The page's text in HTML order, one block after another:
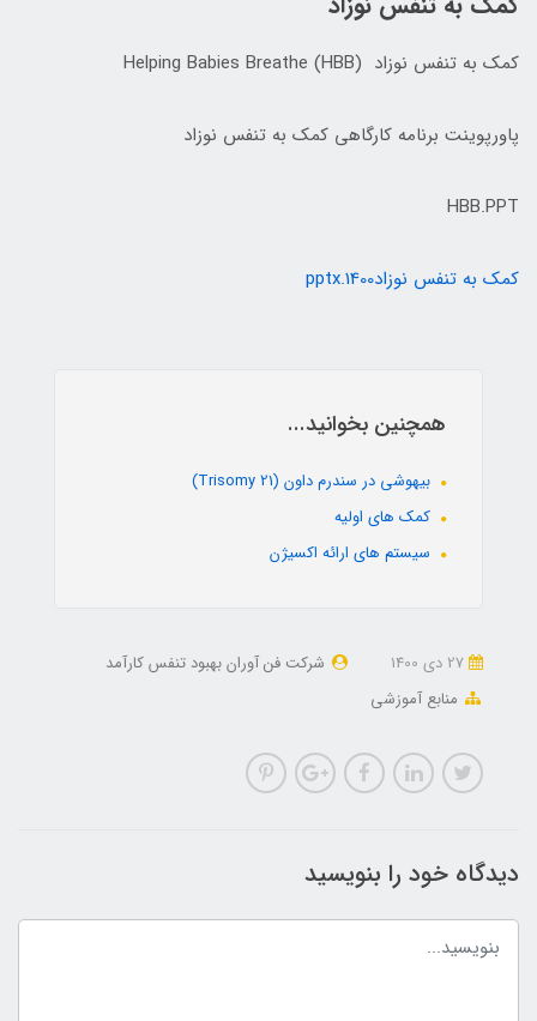
کمک به تنفس نوزاد Helping Babies Breathe (HBB)
پاورپوینت برنامه کارگاهی کمک به تنفس نوزاد
HBB.PPT
کمک به تنفس نوزاد1400.pptx
همچنین بخوانید...
بیهوشی در سندرم داون (Trisomy 21)
کمک های اولیه
سیستم های ارائه اکسیژن
شرکت فن آوران بهبود تنفس کارآمد
منابع آموزشی
دیدگاه خود را بنویسید